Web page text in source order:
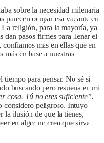
sobre la necesidad milenaria
parecen ocupar esa vacante en
religión, para la mayoría, ya
dan pasos firmes para llenar el
mas en ellas que en
más en base a nuestras
tiempo para pensar. No sé si
buscando pero resuena en mi
cosa. Tú no eres suficiente”.
considero peligroso. Intuyo
la ilusión de que la tienes,
en algo; no creo que sirva